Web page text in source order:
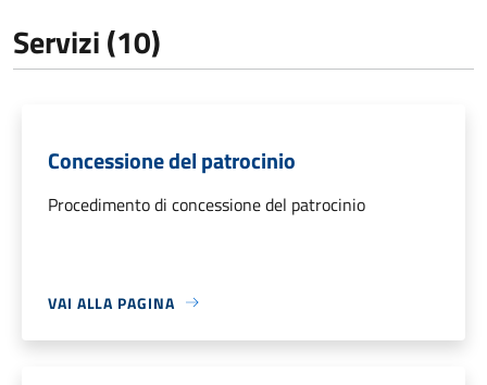
Servizi (10)
Concessione del patrocinio
Procedimento di concessione del patrocinio
VAI ALLA PAGINA